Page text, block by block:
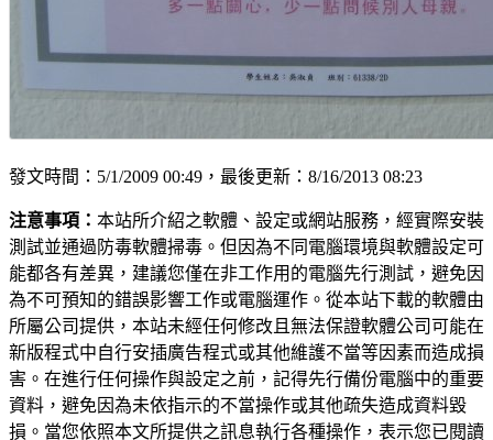
發文時間：5/1/2009 00:49，最後更新：8/16/2013 08:23
注意事項： 本站所介紹之軟體、設定或網站服務，經實際安裝
測試並通過防毒軟體掃毒。但因為不同電腦環境與軟體設定可
能都各有差異，建議您僅在非工作用的電腦先行測試，避免因
為不可預知的錯誤影響工作或電腦運作。從本站下載的軟體由
所屬公司提供，本站未經任何修改且無法保證軟體公司可能在
新版程式中自行安插廣告程式或其他維護不當等因素而造成損
害。在進行任何操作與設定之前，記得先行備份電腦中的重要
資料，避免因為未依指示的不當操作或其他疏失造成資料毀
損。當您依照本文所提供之訊息執行各種操作，表示您已閱讀